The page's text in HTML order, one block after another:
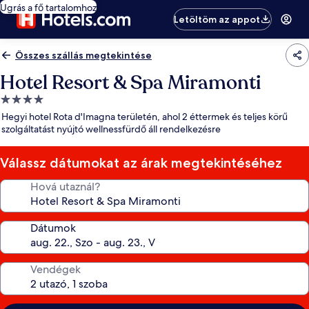
Ugrás a fő tartalomhoz
Letöltöm az appot
Összes szállás megtekintése
Hotel Resort & Spa Miramonti
4.0
csillagos
szálláshely
Hegyi hotel Rota d'Imagna területén, ahol 2 éttermek és teljes körű
szolgáltatást nyújtó wellnessfürdő áll rendelkezésre
Válassz dátumokat az árak megtekintéséhez
Hová utaznál?
Dátumok
Vendégek